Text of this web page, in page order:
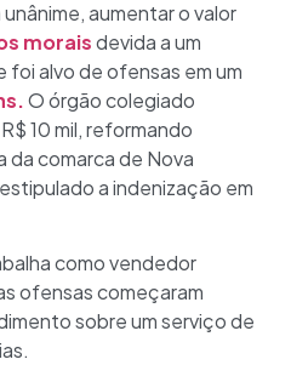
aumentar o valor
moraisdevida a um
alvo de ofensas em um
O órgão colegiado
10 mil, reformando
comarca de Nova
a indenização em
como vendedor
ofensas começaram
sobre um serviço de